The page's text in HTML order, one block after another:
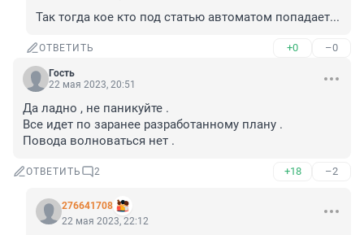
Так тогда кое кто под статью автоматом попадает...
ОТВЕТИТЬ +0 –0
Гость
22 мая 2023, 20:51
Да ладно , не паникуйте .
Все идет по заранее разработанному плану .
Повода волноваться нет .
ОТВЕТИТЬ 2 +18 –2
276641708
22 мая 2023, 22:12